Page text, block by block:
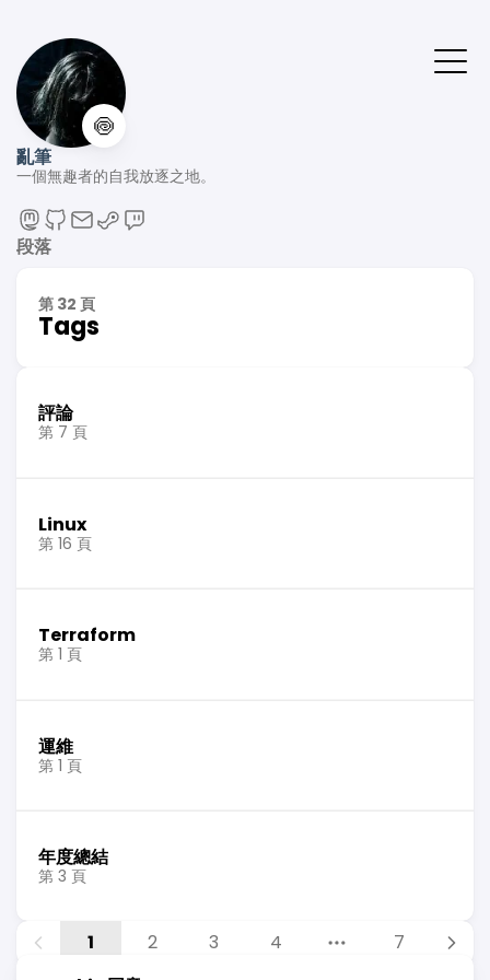
🍥
亂筆
一個無趣者的自我放逐之地。
段落
第 32 頁
Tags
評論
第 7 頁
Linux
第 16 頁
Terraform
第 1 頁
運維
第 1 頁
年度總結
第 3 頁
1 2 3 4
7